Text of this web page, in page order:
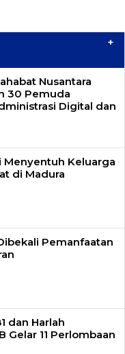
+
Nusantara
30 Pemuda
Digital dan
Menyentuh Keluarga
di Madura
Pemanfaatan
dan Harlah
Gelar 11 Perlombaan